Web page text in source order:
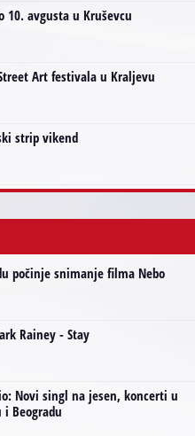
10. avgusta u Kruševcu
Art festivala u Kraljevu
strip vikend
počinje snimanje filma Nebo
Rainey - Stay
Novi singl na jesen, koncerti u
Beogradu